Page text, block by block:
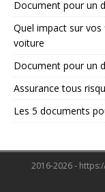
Document pour un
Quel impact sur vos
voiture
Document pour un
Assurance tous
Les 5 documents
2016-2026 -